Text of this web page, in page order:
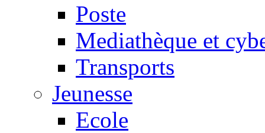
Poste
Mediathèque et
Transports
Jeunesse
Ecole